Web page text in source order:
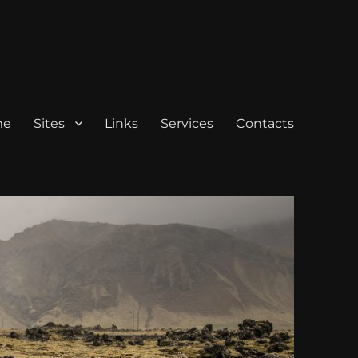
Sites Links Services Contacts